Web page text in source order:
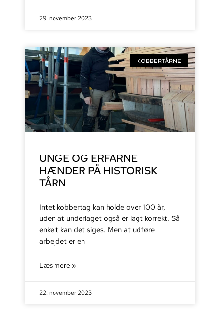
29. november 2023
KOBBERTÅRNE
UNGE OG ERFARNE
HÆNDER PÅ HISTORISK
TÅRN
Intet kobbertag kan holde over 100 år,
uden at underlaget også er lagt korrekt. Så
enkelt kan det siges. Men at udføre
arbejdet er en
Læs mere »
22. november 2023